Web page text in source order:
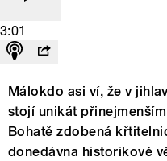
3:01
Málokdo asi ví, že v
stojí unikát
Bohatě zdobená
donedávna historikové